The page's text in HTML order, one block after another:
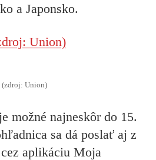
a Japonsko.
(zdroj: Union)
možné najneskôr do 15.
sa dá poslať aj z
aplikáciu Moja